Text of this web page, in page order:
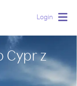
Login
Cypr z